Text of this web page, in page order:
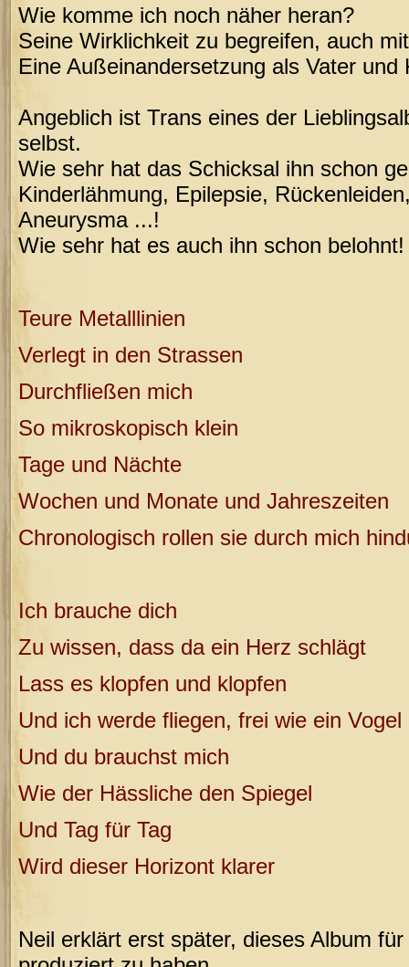
Wie komme ich noch näher heran?
Seine Wirklichkeit zu begreifen, auch
Eine Außeinandersetzung als Vater und
Angeblich ist Trans eines der
selbst.
Wie sehr hat das Schicksal ihn schon
Kinderlähmung, Epilepsie,
Aneurysma ...!
Wie sehr hat es auch ihn schon belohnt!
Teure Metalllinien
Verlegt in den Strassen
Durchfließen mich
So mikroskopisch klein
Tage und Nächte
Wochen und Monate und Jahreszeiten
Chronologisch rollen sie durch mich
Ich brauche dich
Zu wissen, dass da ein Herz schlägt
Lass es klopfen und klopfen
Und ich werde fliegen, frei wie ein Vogel
Und du brauchst mich
Wie der Hässliche den Spiegel
Und Tag für Tag
Wird dieser Horizont klarer
Neil erklärt erst später, dieses Album